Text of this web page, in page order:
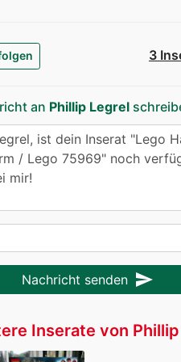
3
an Phillip Legrel
Nachricht senden send
Inserate von